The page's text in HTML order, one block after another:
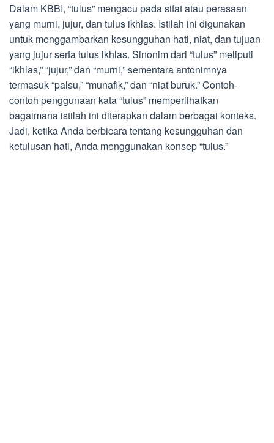
Dalam KBBI, “tulus” mengacu pada sifat atau perasaan
yang murni, jujur, dan tulus ikhlas. Istilah ini digunakan
untuk menggambarkan kesungguhan hati, niat, dan tujuan
yang jujur serta tulus ikhlas. Sinonim dari “tulus” meliputi
“ikhlas,” “jujur,” dan “murni,” sementara antonimnya
termasuk “palsu,” “munafik,” dan “niat buruk.” Contoh-
contoh penggunaan kata “tulus” memperlihatkan
bagaimana istilah ini diterapkan dalam berbagai konteks.
Jadi, ketika Anda berbicara tentang kesungguhan dan
ketulusan hati, Anda menggunakan konsep “tulus.”